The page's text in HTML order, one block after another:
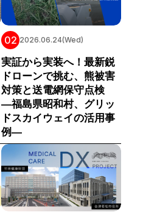
02 2026.06.24(Wed)
実証から実装へ！最新鋭
ドローンで挑む、熊被害
対策と送電網保守点検
―福島県昭和村、グリッ
ドスカイウェイの活用事
例―